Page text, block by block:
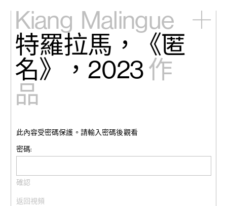
Kiang Malingue
主頁
展覽
藝術家
視頻
English
返回視頻
此內容受密碼保護。請輸入密碼後觀看
密碼:
特羅拉馬，《匿
名》，2023 作
品